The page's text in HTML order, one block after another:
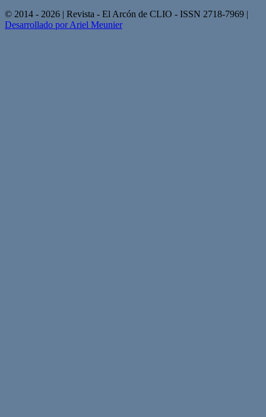
© 2014 - 2026 | Revista - El Arcón de CLIO - ISSN 2718-7969 |
Desarrollado por Ariel Meunier